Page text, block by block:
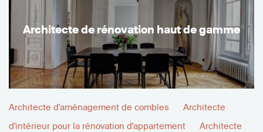
Architecte de rénovation haut de gamme
Architecte d'aménagement de combles
Architecte
d'intérieur pour la rénovation d'appartement
Architecte